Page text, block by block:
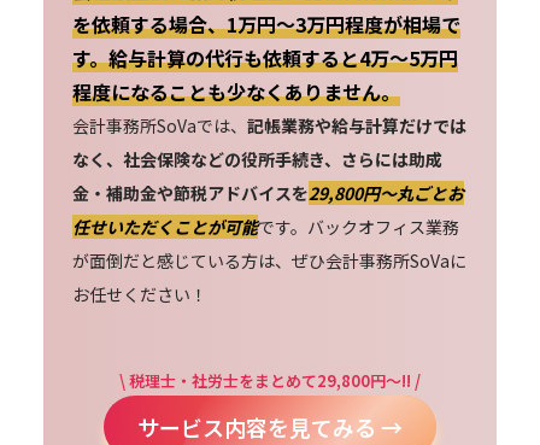
を依頼する場合、1万円～3万円程度が相場で
す。給与計算の代行も依頼すると4万～5万円
程度になることも少なくありません。
会計事務所SoVaでは、 記帳業務や給与計算だけでは
なく、社会保険などの役所手続き、さらには助成
金・補助金や節税アドバイスを29,800円〜丸ごとお
任せいただくことが可能です。バックオフィス業務
が面倒だと感じている方は、ぜひ会計事務所SoVaに
お任せください！
\ 税理士・社労士をまとめて29,800円～!! /
サービス内容を見てみる →